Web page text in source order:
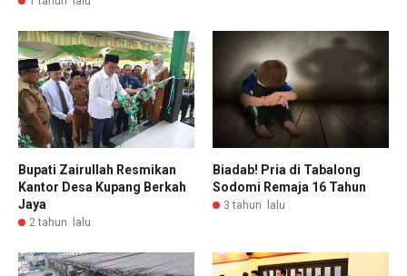
Bupati Zairullah Resmikan
Kantor Desa Kupang Berkah
Jaya
2 tahun lalu
Biadab! Pria di Tabalong
Sodomi Remaja 16 Tahun
3 tahun lalu